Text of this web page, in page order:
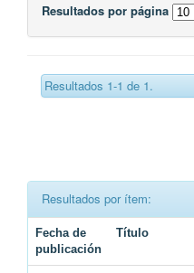
Resultados por página
Resultados 1-1 de 1.
Resultados por ítem:
Fecha de
publicación
Título